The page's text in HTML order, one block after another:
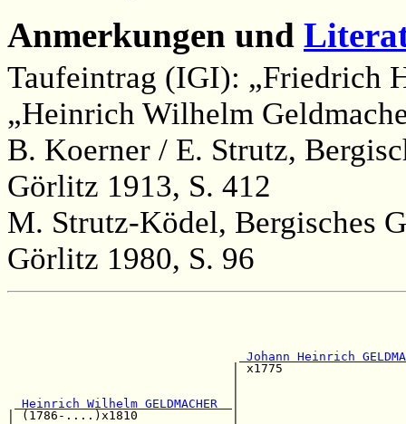
Anmerkungen und
Taufeintrag (IGI): „Friedrich
„Heinrich Wilhelm
B. Koerner / E. Strutz,
Görlitz 1913, S. 412
M. Strutz-Ködel, Bergisches
Görlitz 1980, S. 96
Johann
| x1775
Heinrich Wilhelm GELDMACHER
| (1786-